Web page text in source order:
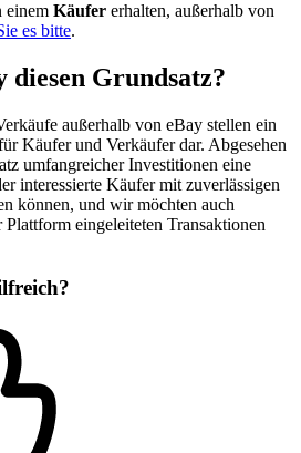
einem Käufer erhalten, außerhalb von
es bitte.
diesen Grundsatz?
außerhalb von eBay stellen ein
Käufer und Verkäufer dar. Abgesehen
umfangreicher Investitionen eine
interessierte Käufer mit zuverlässigen
können, und wir möchten auch
eingeleiteten Transaktionen